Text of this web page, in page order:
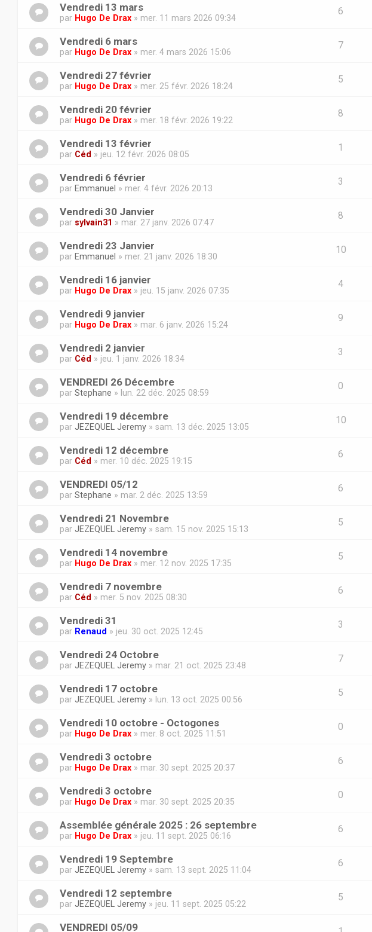
Vendredi 13 mars
par Hugo De Drax » mer. 11 mars 2026 09:34
6
Vendredi 6 mars
par Hugo De Drax » mer. 4 mars 2026 15:06
7
Vendredi 27 février
par Hugo De Drax » mer. 25 févr. 2026 18:24
5
Vendredi 20 février
par Hugo De Drax » mer. 18 févr. 2026 19:22
8
Vendredi 13 février
par Céd » jeu. 12 févr. 2026 08:05
1
Vendredi 6 février
par Emmanuel » mer. 4 févr. 2026 20:13
3
Vendredi 30 Janvier
par sylvain31 » mar. 27 janv. 2026 07:47
8
Vendredi 23 Janvier
par Emmanuel » mer. 21 janv. 2026 18:30
10
Vendredi 16 janvier
par Hugo De Drax » jeu. 15 janv. 2026 07:35
4
Vendredi 9 janvier
par Hugo De Drax » mar. 6 janv. 2026 15:24
9
Vendredi 2 janvier
par Céd » jeu. 1 janv. 2026 18:34
3
VENDREDI 26 Décembre
par Stephane » lun. 22 déc. 2025 08:59
0
Vendredi 19 décembre
par JEZEQUEL Jeremy » sam. 13 déc. 2025 13:05
10
Vendredi 12 décembre
par Céd » mer. 10 déc. 2025 19:15
6
VENDREDI 05/12
par Stephane » mar. 2 déc. 2025 13:59
6
Vendredi 21 Novembre
par JEZEQUEL Jeremy » sam. 15 nov. 2025 15:13
5
Vendredi 14 novembre
par Hugo De Drax » mer. 12 nov. 2025 17:35
5
Vendredi 7 novembre
par Céd » mer. 5 nov. 2025 08:30
6
Vendredi 31
par Renaud » jeu. 30 oct. 2025 12:45
3
Vendredi 24 Octobre
par JEZEQUEL Jeremy » mar. 21 oct. 2025 23:48
7
Vendredi 17 octobre
par JEZEQUEL Jeremy » lun. 13 oct. 2025 00:56
5
Vendredi 10 octobre - Octogones
par Hugo De Drax » mer. 8 oct. 2025 11:51
0
Vendredi 3 octobre
par Hugo De Drax » mar. 30 sept. 2025 20:37
6
Vendredi 3 octobre
par Hugo De Drax » mar. 30 sept. 2025 20:35
0
Assemblée générale 2025 : 26 septembre
par Hugo De Drax » jeu. 11 sept. 2025 06:16
6
Vendredi 19 Septembre
par JEZEQUEL Jeremy » sam. 13 sept. 2025 11:04
6
Vendredi 12 septembre
par JEZEQUEL Jeremy » jeu. 11 sept. 2025 05:22
5
VENDREDI 05/09